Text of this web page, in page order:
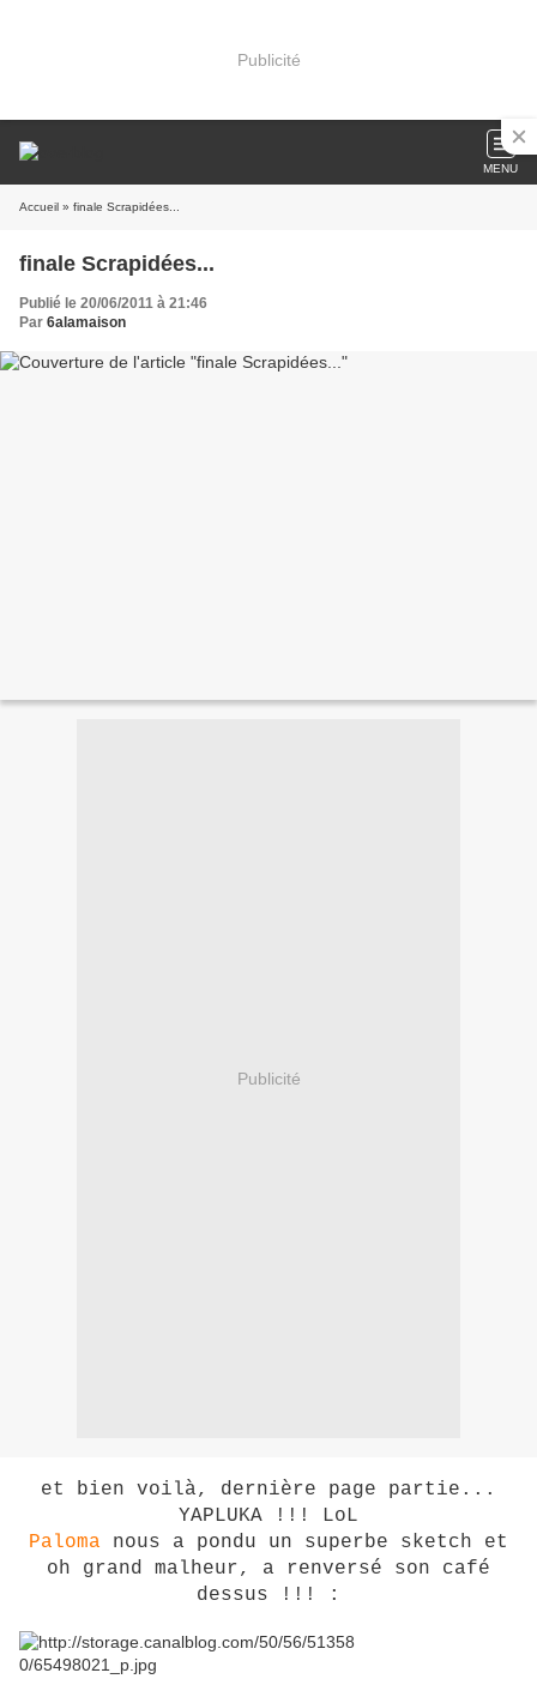
Publicité
MENU
Accueil » finale Scrapidées...
finale Scrapidées...
Publié le 20/06/2011 à 21:46
Par 6alamaison
Publicité
et bien voilà, dernière page partie...
YAPLUKA !!! LoL
Paloma nous a pondu un superbe sketch et
oh grand malheur, a renversé son café
dessus !!! :